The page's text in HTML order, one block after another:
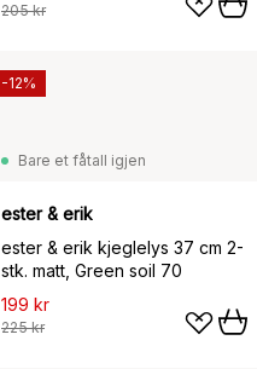
205 kr
Bare et fåtall igjen
ester & erik
ester & erik kjeglelys 37 cm 2-
stk. matt, Green soil 70
199 kr
225 kr
-12%